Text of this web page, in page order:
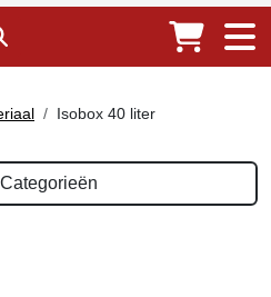
Isobox 40 liter